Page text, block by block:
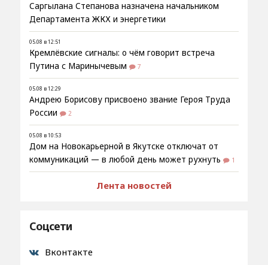
Саргылана Степанова назначена начальником
Департамента ЖКХ и энергетики
05.08 в 12:51
Кремлёвские сигналы: о чём говорит встреча
Путина с Маринычевым
7
05.08 в 12:29
Андрею Борисову присвоено звание Героя Труда
России
2
05.08 в 10:53
Дом на Новокарьерной в Якутске отключат от
коммуникаций — в любой день может рухнуть
1
Лента новостей
Соцсети
Вконтакте